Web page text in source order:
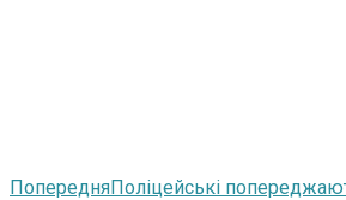
ПопередняПоліцейські